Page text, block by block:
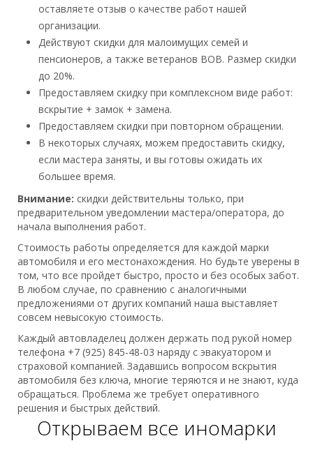
оставляете отзыв о качестве работ нашей
организации.
Действуют скидки для малоимущих семей и
пенсионеров, а также ветеранов ВОВ. Размер скидки
до 20%.
Предоставляем скидку при комплексном виде работ:
вскрытие + замок + замена.
Предоставляем скидки при повторном обращении.
В некоторых случаях, можем предоставить скидку,
если мастера заняты, и вы готовы ожидать их
большее время.
Внимание: скидки действительны только, при
предварительном уведомлении мастера/оператора, до
начала выполнения работ.
Стоимость работы определяется для каждой марки
автомобиля и его местонахождения. Но будьте уверены в
том, что все пройдет быстро, просто и без особых забот.
В любом случае, по сравнению с аналогичными
предложениями от других компаний наша выставляет
совсем невысокую стоимость.
Каждый автовладелец должен держать под рукой номер
телефона +7 (925) 845-48-03 наряду с эвакуатором и
страховой компанией. Задавшись вопросом вскрытия
автомобиля без ключа, многие теряются и не знают, куда
обращаться. Проблема же требует оперативного
решения и быстрых действий.
Открываем все иномарки